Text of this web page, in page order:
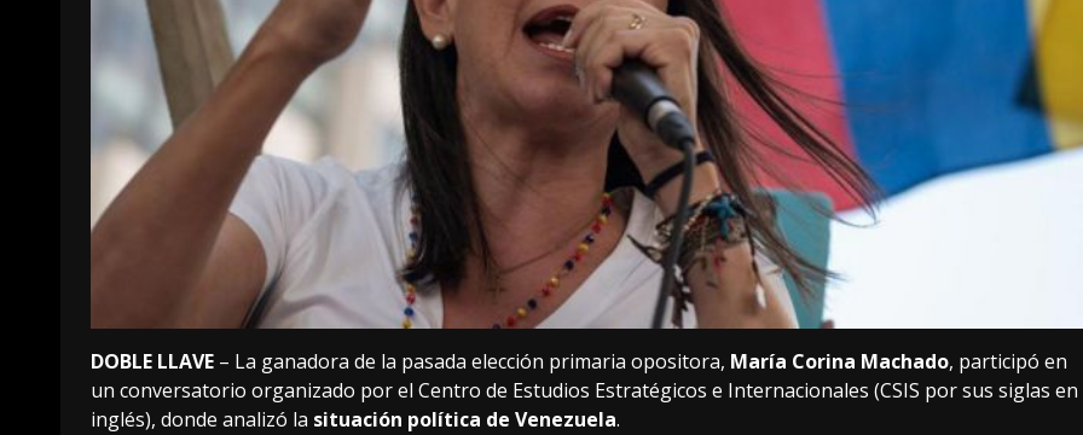
DOBLE LLAVE – La ganadora de la pasada elección primaria opositora, María Corina Machado, participó en
un conversatorio organizado por el Centro de Estudios Estratégicos e Internacionales (CSIS por sus siglas en
inglés), donde analizó la situación política de Venezuela.